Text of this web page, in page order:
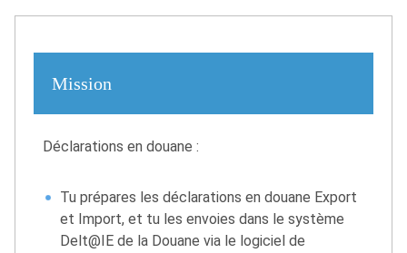
Mission
Déclarations en douane :
Tu prépares les déclarations en douane Export
et Import, et tu les envoies dans le système
Delt@IE de la Douane via le logiciel de